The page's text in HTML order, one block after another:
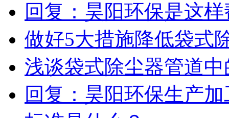
回复：昊阳环保是这
做好5大措施降低袋式
浅谈袋式除尘器管道
回复：昊阳环保生产